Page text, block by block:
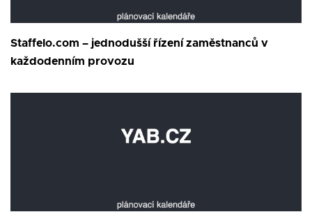
Staffelo.com – jednodušší řízení zaměstnanců v
každodenním provozu